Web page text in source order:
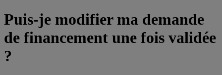
Puis-je modifier ma demande
de financement une fois validée
?